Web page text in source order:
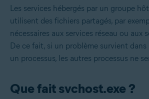
Les services hébergés par un groupe
utilisent des fichiers partagés, par
nécessaires aux services réseau ou aux
De ce fait, si un problème survient
un processus, les autres processus ne
Que fait svchost.exe ?